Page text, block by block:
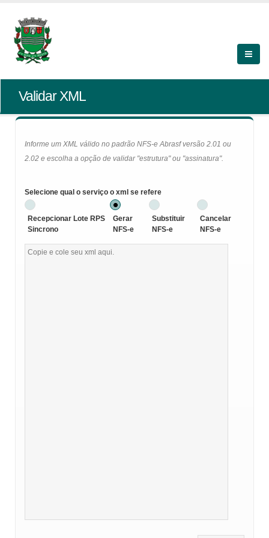
Validar XML
Informe um XML válido no padrão NFS-e Abrasf versão 2.01 ou
2.02 e escolha a opção de validar "estrutura" ou "assinatura".
Selecione qual o serviço o xml se refere
Recepcionar Lote RPS
Sincrono
Gerar
NFS-e
Substituir
NFS-e
Cancelar
NFS-e